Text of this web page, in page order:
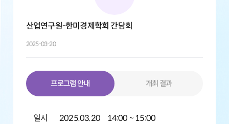
산업연구원-한미경제학회 간담회
2025-03-20
프로그램 안내 개최 결과
일시
2025.03.20 14:00 ~ 15:00